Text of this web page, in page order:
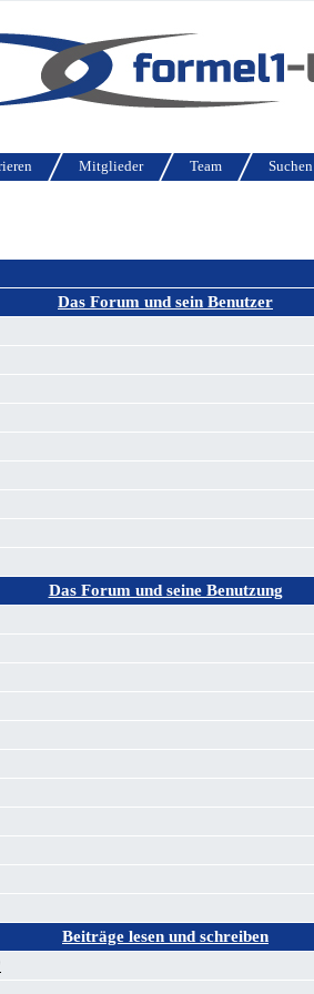
Mitglieder Team Suchen
Das Forum und sein Benutzer
Das Forum und seine Benutzung
Beiträge lesen und schreiben